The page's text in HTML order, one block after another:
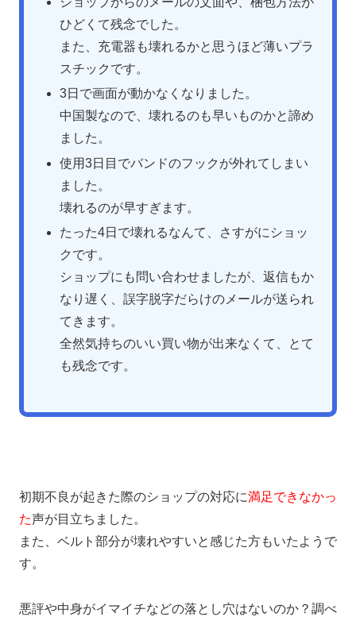
ひどくて残念でした。
また、充電器も壊れるかと思うほど薄いプラ
スチックです。
3日で画面が動かなくなりました。
中国製なので、壊れるのも早いものかと諦め
ました。
使用3日目でバンドのフックが外れてしまい
ました。
壊れるのが早すぎます。
たった4日で壊れるなんて、さすがにショッ
クです。
ショップにも問い合わせましたが、返信もか
なり遅く、誤字脱字だらけのメールが送られ
てきます。
全然気持ちのいい買い物が出来なくて、とて
も残念です。
初期不良が起きた際のショップの対応に満足できなかっ
た声が目立ちました。
また、ベルト部分が壊れやすいと感じた方もいたようで
す。
悪評や中身がイマイチなどの落とし穴はないのか？調べ